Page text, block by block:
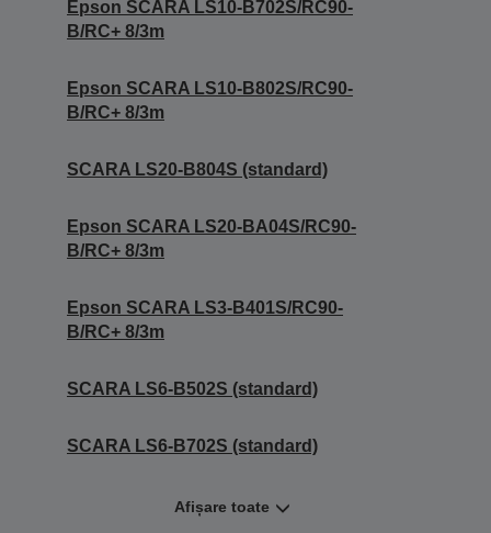
Epson SCARA LS10-B702S/RC90-
B/RC+ 8/3m
Epson SCARA LS10-B802S/RC90-
B/RC+ 8/3m
SCARA LS20-B804S (standard)
Epson SCARA LS20-BA04S/RC90-
B/RC+ 8/3m
Epson SCARA LS3-B401S/RC90-
B/RC+ 8/3m
SCARA LS6-B502S (standard)
SCARA LS6-B702S (standard)
Afișare toate